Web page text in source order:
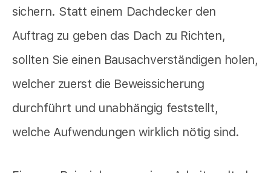
sichern. Statt einem Dachdecker den
Auftrag zu geben das Dach zu Richten,
sollten Sie einen Bausachverständigen holen,
welcher zuerst die Beweissicherung
durchführt und unabhängig feststellt,
welche Aufwendungen wirklich nötig sind.